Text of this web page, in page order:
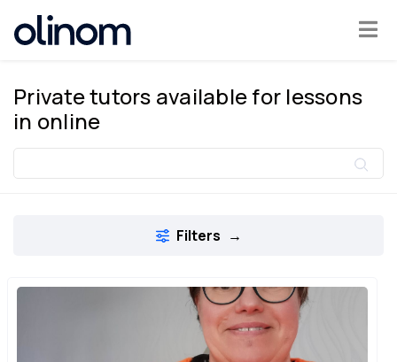
Become
a
Log
Private tutors available for lessons
in online
Filters →
Cookies management panel